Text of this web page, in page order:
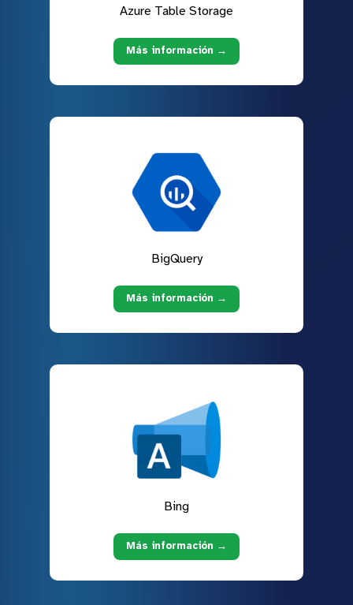
Azure Table Storage
Más información →
BigQuery
Más información →
Bing
Más información →